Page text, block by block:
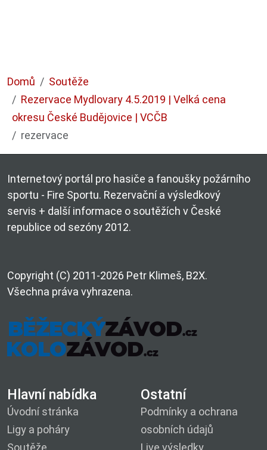
Domů
Soutěže
Rezervace Mydlovary 4.5.2019 | Velká cena
okresu České Budějovice | VCČB
rezervace
Internetový portál pro hasiče a fanoušky požárního
sportu - Fire Sportu. Rezervační a výsledkový
servis + další informace o soutěžích v České
republice od sezóny 2012.
Copyright (C) 2011-2026 Petr Klimeš, B2X.
Všechna práva vyhrazena.
Hlavní nabídka
Úvodní stránka
Ligy a poháry
Soutěže
Ostatní
Podmínky a ochrana
osobních údajů
Live výsledky